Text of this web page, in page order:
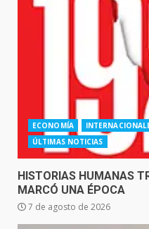
ECONOMÍA
ÚLTIMAS NOTICIAS
HISTORIAS HUMANAS
MARCÓ UNA ÉPOCA
7 de agosto de 2026